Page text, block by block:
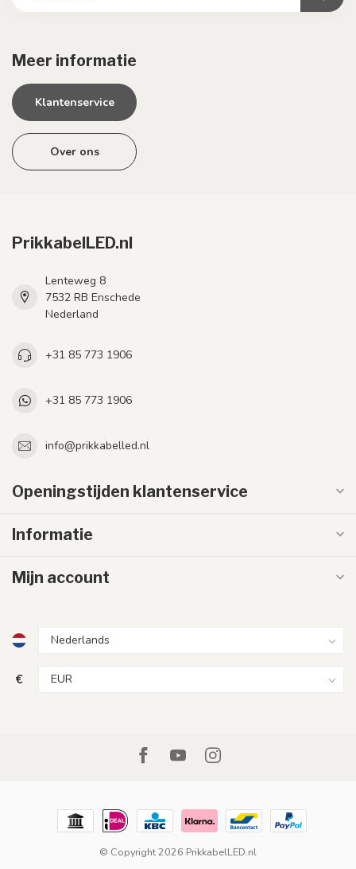
Meer informatie
Klantenservice
Over ons
PrikkabelLED.nl
Lenteweg 8
7532 RB Enschede
Nederland
+31 85 773 1906
+31 85 773 1906
info@prikkabelled.nl
Openingstijden klantenservice
Informatie
Mijn account
€
© Copyright 2026 PrikkabelLED.nl